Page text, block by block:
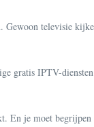
televisie
gratis IPTV-
En je moet